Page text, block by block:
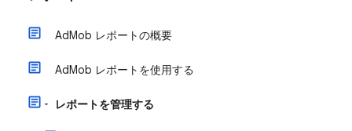
AdMob レポートの概要
AdMob レポートを使用する
レポートを管理する